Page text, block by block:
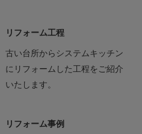
リフォーム工程
古い台所からシステムキッチン
にリフォームした工程をご紹介
いたします。
リフォーム事例